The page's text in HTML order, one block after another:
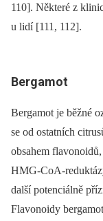
110]. Některé z
u lidí [111, 112].
Bergamot
Bergamot je běžné
se od ostatních
obsahem
HMG-CoA-
další potenciálně
Flavonoidy